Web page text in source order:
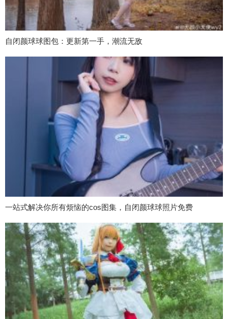
自闭颜球球图包：更新第一手，潮流无敌
一站式解决你所有烦恼的cos图集，自闭颜球球照片免费